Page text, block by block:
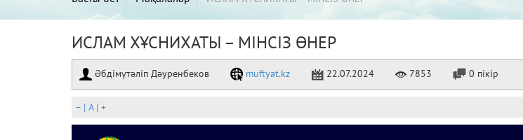
ИСЛАМ ХҰСНИХАТЫ – МІНСІЗ ӨНЕР
Әбдімүтәліп Дәуренбеков muftyat.kz 22.07.2024 7853 0 пікір
– | A| +